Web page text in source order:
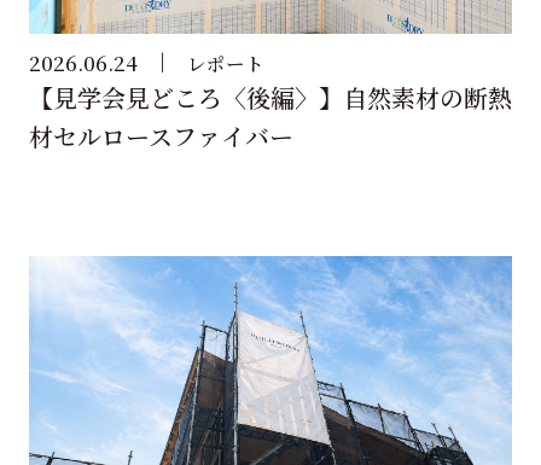
2026.06.24 レポート
【見学会見どころ〈後編〉】自然素材の断熱
材セルロースファイバー